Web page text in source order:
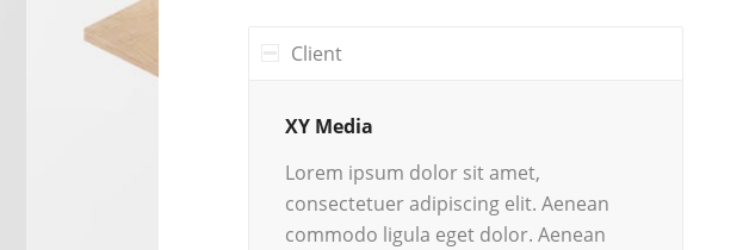
Client
XY Media
Lorem ipsum dolor sit amet,
consectetuer adipiscing elit. Aenean
commodo ligula eget dolor. Aenean